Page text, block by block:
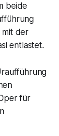
beide
mit der
entlastet.
für